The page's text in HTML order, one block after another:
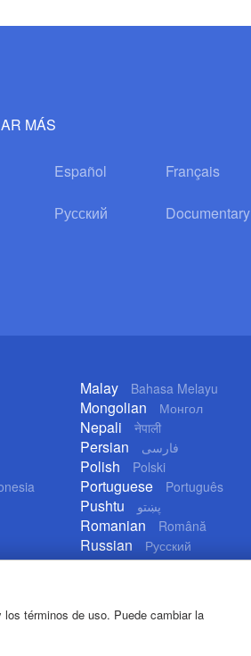
términos de uso. Puede cambiar la
MÁS
Español Français
Русский Documentary
Malay Bahasa Melayu
Mongolian Монгол
Nepali नेपाली
Persian فارسی
Polish Polski
Portuguese Português
Pushtu پښتو
Romanian Română
Russian Русский
Serbian Српски